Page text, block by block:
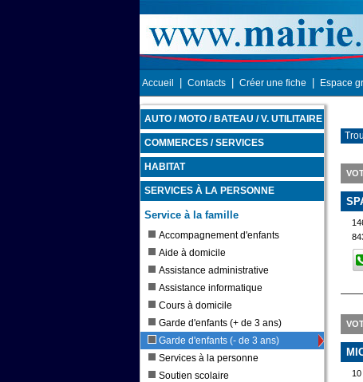
Accueil Contacts Créer une fiche Espace
AUTO / MOTO / BATEAU / V. UTILITAIRE
COMMERCES / SERVICES
HABITAT
SERVICES À LA PERSONNE
Service à la famille
Accompagnement d'enfants
Aide à domicile
Assistance administrative
Assistance informatique
Cours à domicile
Garde d'enfants (+ de 3 ans)
Garde d'enfants (- de 3 ans)
Services à la personne
Soutien scolaire